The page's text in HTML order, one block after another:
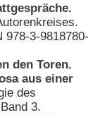
978-3-9818780-
den Toren.
aus einer
des
3.